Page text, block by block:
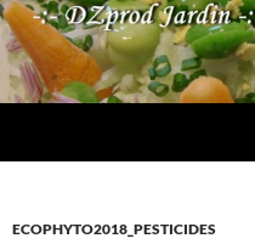
Aller
au
contenu
ECOPHYTO2018_PESTICIDES